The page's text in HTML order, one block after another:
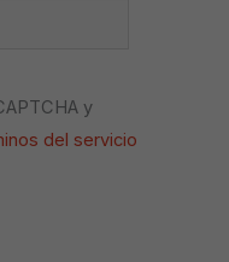
y
del servicio